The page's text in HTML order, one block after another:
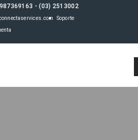
- (03) 2513002
Soporte